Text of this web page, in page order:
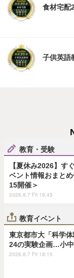
食材宅配
子供英語
教育・受験
【夏休み2026】す
ベント情報おまと
15開催＞
2026.8.7 Fri 19:45
教育イベント
東京都市大「科学体
24の実験企画…小
2026.8.7 Fri 18:15